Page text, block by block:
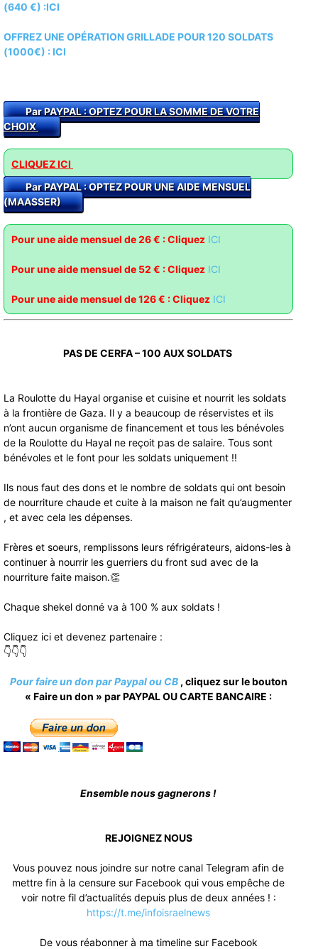
(640 €) :ICI
OFFREZ UNE OPÉRATION GRILLADE POUR 120 SOLDATS
(1000€) : ICI
Par PAYPAL : OPTEZ POUR LA SOMME DE VOTRE
CHOIX
CLIQUEZ ICI
Par PAYPAL : OPTEZ POUR UNE AIDE MENSUEL
(MAASSER)
Pour une aide mensuel de 26 € : Cliquez ICI
Pour une aide mensuel de 52 € : Cliquez ICI
Pour une aide mensuel de 126 € : Cliquez ICI
PAS DE CERFA – 100 AUX SOLDATS
La Roulotte du Hayal organise et cuisine et nourrit les soldats
à la frontière de Gaza. Il y a beaucoup de réservistes et ils
n’ont aucun organisme de financement et tous les bénévoles
de la Roulotte du Hayal ne reçoit pas de salaire. Tous sont
bénévoles et le font pour les soldats uniquement !!
Ils nous faut des dons et le nombre de soldats qui ont besoin
de nourriture chaude et cuite à la maison ne fait qu’augmenter
, et avec cela les dépenses.
Frères et soeurs, remplissons leurs réfrigérateurs, aidons-les à
continuer à nourrir les guerriers du front sud avec de la
nourriture faite maison.👏
Chaque shekel donné va à 100 % aux soldats !
Cliquez ici et devenez partenaire :
👇👇👇
Pour faire un don par Paypal ou CB , cliquez sur le bouton
« Faire un don » par PAYPAL OU CARTE BANCAIRE :
Ensemble nous gagnerons !
REJOIGNEZ NOUS
Vous pouvez nous joindre sur notre canal Telegram afin de
mettre fin à la censure sur Facebook qui vous empêche de
voir notre fil d’actualités depuis plus de deux années ! :
https://t.me/infoisraelnews
De vous réabonner à ma timeline sur Facebook